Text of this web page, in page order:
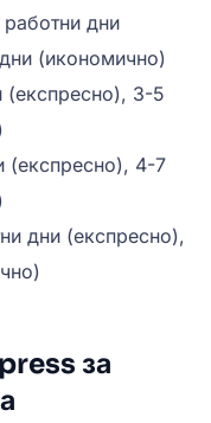
работни дни
(икономично)
(експресно), 3-5
(експресно), 4-7
дни (експресно),
за